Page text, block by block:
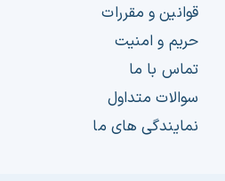
قوانین و مقررات
حریم و امنیت
تماس با ما
سوالات متداول
نمایندگی های ما